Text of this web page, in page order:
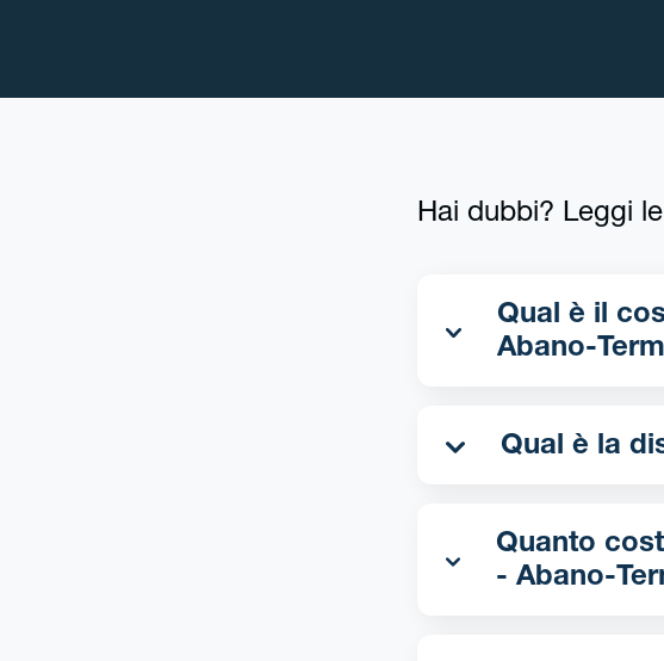
Hai dubbi? Leggi
Qual è il costo
Abano-
Quanto costa
- Abano-